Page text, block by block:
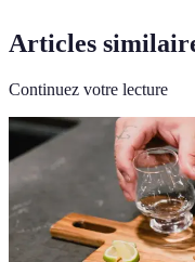
Articles
Continuez votre lecture